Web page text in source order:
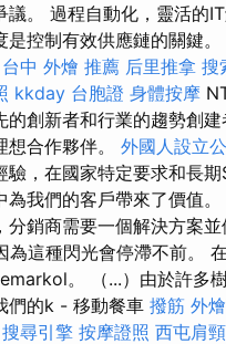
議。 過程自動化，靈活的
控制有效供應鏈的關鍵。
台中 外燴 推薦 后里推拿 搜
kkday 台胞證 身體按摩
的創新者和行業的趨勢創
合作夥伴。 外國人設立
驗，在國家特定要求和長
我們的客戶帶來了價值。
銷商需要一個解決方案並
這種閃光會停滯不前。 在
。 （...）由於許多
們的k - 移動餐車 撥筋 外
搜尋引擎 按摩證照 西屯肩